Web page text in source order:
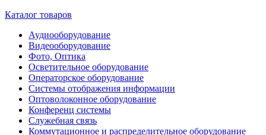
Каталог товаров
Аудиооборудование
Видеооборудование
Фото, Оптика
Осветительное оборудование
Операторское оборудование
Системы отображения информации
Оптоволоконное оборудование
Конференц системы
Служебная связь
Коммутационное и распределительное оборудование